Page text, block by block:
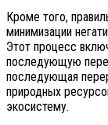
Кроме того,
минимизации
Этот процесс
последующую
последующая
природных
экосистему.